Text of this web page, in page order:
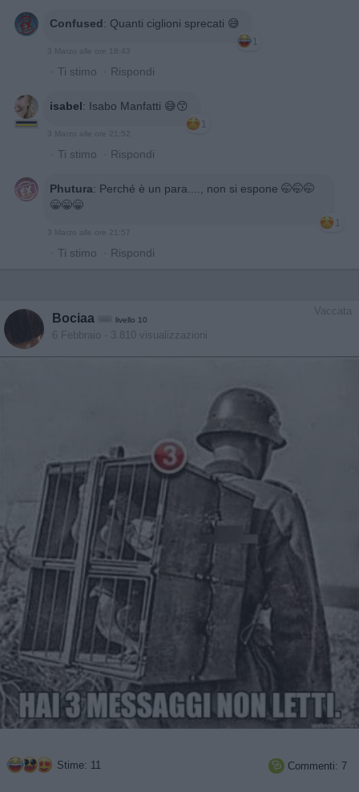
Confused: Quanti ciglioni sprecati 😅
1
3 Marzo alle ore 18:43
· Ti stimo · Rispondi
isabel: Isabo Manfatti 😅😙
1
3 Marzo alle ore 21:52
· Ti stimo · Rispondi
Phutura: Perché è un para...., non si espone 🤭🤭🤭
😁😁😁
1
3 Marzo alle ore 21:57
· Ti stimo · Rispondi
Vaccata
Bociaa livello 10
6 Febbraio - 3.810 visualizzazioni
Stime: 11  Commenti: 7